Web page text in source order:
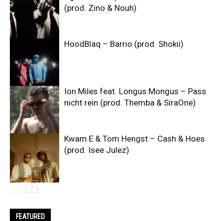
(prod. Zino & Nouh)
HoodBlaq – Barrio (prod. Shokii)
Ion Miles feat. Longus Mongus – Pass
nicht rein (prod. Themba & SiraOne)
Kwam.E & Tom Hengst – Cash & Hoes
(prod. Isee Julez)
FEATURED